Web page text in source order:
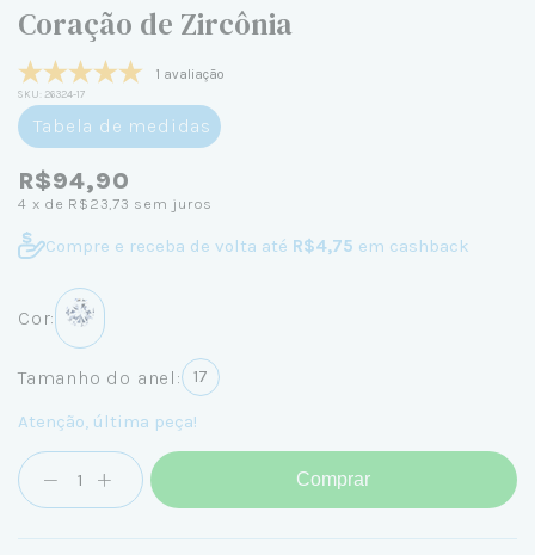
Coração de Zircônia
1 avaliação
SKU: 26324-17
Tabela de medidas
R$94,90
4 x de R$23,73 sem juros
Compre e receba de volta até R$4,75 em cashback
Cor:
Tamanho do anel: 17
Atenção, última peça!
Comprar